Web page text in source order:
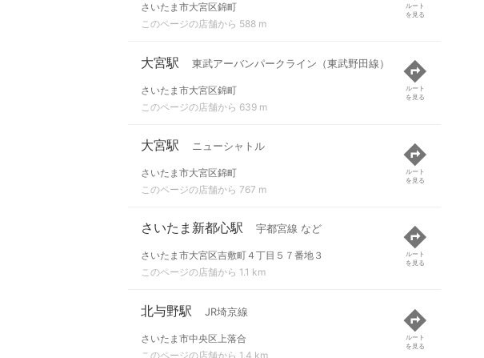
さいたま市大宮区錦町
このページの店舗から 588 m
ルート
を見る
大宮駅 東武アーバンパークライン（東武野田線）
さいたま市大宮区錦町
このページの店舗から 639 m
ルート
を見る
大宮駅 ニューシャトル
さいたま市大宮区錦町
このページの店舗から 767 m
ルート
を見る
さいたま新都心駅 宇都宮線 など
さいたま市大宮区吉敷町４丁目５７番地３
このページの店舗から 1.1 km
ルート
を見る
北与野駅 JR埼京線
さいたま市中央区上落合
このページの店舗から 1.4 km
ルート
を見る